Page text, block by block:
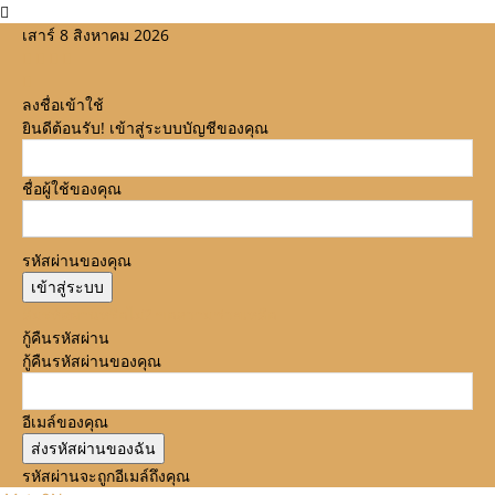
เสาร์ 8 สิงหาคม 2026
ลงชื่อเข้าใช้
ยินดีต้อนรับ! เข้าสู่ระบบบัญชีของคุณ
ชื่อผู้ใช้ของคุณ
รหัสผ่านของคุณ
กู้คืนรหัสผ่าน
กู้คืนรหัสผ่านของคุณ
อีเมล์ของคุณ
รหัสผ่านจะถูกอีเมล์ถึงคุณ